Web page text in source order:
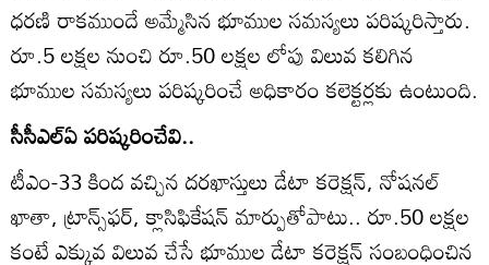
ధరణి రాకముందే అమ్మేసిన భూముల సమస్యలు పరిష్కరిస్తారు.
రూ.5 లక్షల నుంచి రూ.50 లక్షల లోపు విలువ కలిగిన
భూముల సమస్యలు పరిష్కరించే అధికారం కలెక్టర్లకు ఉంటుంది.
సీసీఎల్‌ఏ పరిష్కరించేవి..
టీఎం-33 కింద వచ్చిన దరఖాస్తులు డేటా కరెక్షన్‌, నోషనల్‌
ఖాతా, ట్రాన్స్‌ఫర్‌, క్లాసిఫికేషన్‌ మార్పుతోపాటు.. రూ.50 లక్షల
కంటే ఎక్కువ విలువ చేసే భూముల డేటా కరెక్షన్‌ సంబంధించిన